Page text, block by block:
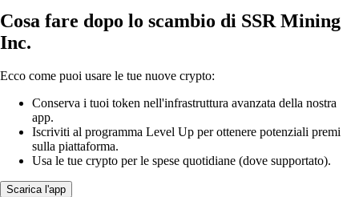
Cosa fare dopo lo scambio di SSR Mining
Inc.
Ecco come puoi usare le tue nuove crypto:
Conserva i tuoi token nell'infrastruttura avanzata della nostra
app.
Iscriviti al programma Level Up per ottenere potenziali premi
sulla piattaforma.
Usa le tue crypto per le spese quotidiane (dove supportato).
Scarica l'app